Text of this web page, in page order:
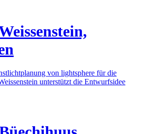
von lightsphere für die
unterstützt die Entwurfsidee